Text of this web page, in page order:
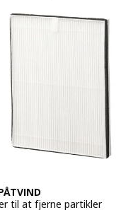
til at fjerne partikler